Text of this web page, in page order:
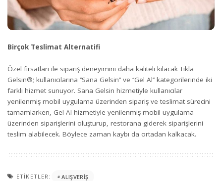
Birçok Teslimat Alternatifi
Özel fırsatları ile sipariş deneyimini daha kaliteli kılacak Tıkla
Gelsin®; kullanıcılarına ‘’Sana Gelsin’’ ve ‘’Gel Al’’ kategorilerinde iki
farklı hizmet sunuyor. Sana Gelsin hizmetiyle kullanıcılar
yenilenmiş mobil uygulama üzerinden sipariş ve teslimat sürecini
tamamlarken, Gel Al hizmetiyle yenilenmiş mobil uygulama
üzerinden siparişlerini oluşturup, restorana giderek siparişlerini
teslim alabilecek. Böylece zaman kaybı da ortadan kalkacak.
ETIKETLER: ALIŞVERIŞ